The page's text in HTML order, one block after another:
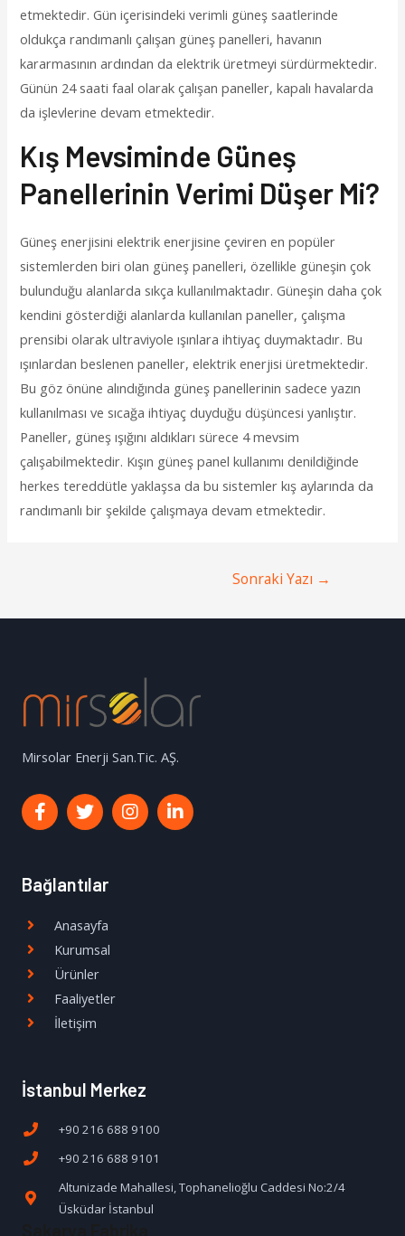
etmektedir. Gün içerisindeki verimli güneş saatlerinde
oldukça randımanlı çalışan güneş panelleri, havanın
kararmasının ardından da elektrik üretmeyi sürdürmektedir.
Günün 24 saati faal olarak çalışan paneller, kapalı havalarda
da işlevlerine devam etmektedir.
Kış Mevsiminde Güneş
Panellerinin Verimi Düşer Mi?
Güneş enerjisini elektrik enerjisine çeviren en popüler
sistemlerden biri olan güneş panelleri, özellikle güneşin çok
bulunduğu alanlarda sıkça kullanılmaktadır. Güneşin daha çok
kendini gösterdiği alanlarda kullanılan paneller, çalışma
prensibi olarak ultraviyole ışınlara ihtiyaç duymaktadır. Bu
ışınlardan beslenen paneller, elektrik enerjisi üretmektedir.
Bu göz önüne alındığında güneş panellerinin sadece yazın
kullanılması ve sıcağa ihtiyaç duyduğu düşüncesi yanlıştır.
Paneller, güneş ışığını aldıkları sürece 4 mevsim
çalışabilmektedir. Kışın güneş panel kullanımı denildiğinde
herkes tereddütle yaklaşsa da bu sistemler kış aylarında da
randımanlı bir şekilde çalışmaya devam etmektedir.
Sonraki Yazı →
Mirsolar Enerji San.Tic. AŞ.
Bağlantılar
Anasayfa
Kurumsal
Ürünler
Faaliyetler
İletişim
İstanbul Merkez
+90 216 688 9100
+90 216 688 9101
Altunizade Mahallesi, Tophanelioğlu Caddesi No:2/4
Üsküdar İstanbul